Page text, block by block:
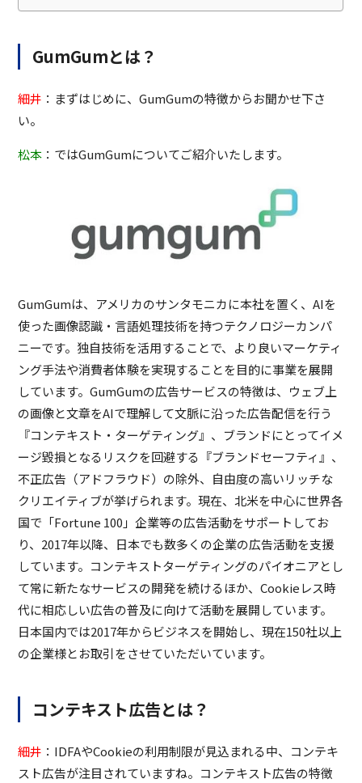
GumGumとは？
細井 ：まずはじめに、GumGumの特徴からお聞かせ下さ
い。
松本 ：ではGumGumについてご紹介いたします。
GumGumは、アメリカのサンタモニカに本社を置く、AIを
使った画像認識・⾔語処理技術を持つテクノロジーカンパ
ニーです。独自技術を活用することで、より良いマーケティ
ング手法や消費者体験を実現することを目的に事業を展開
しています。GumGumの広告サービスの特徴は、ウェブ上
の画像と文章をAIで理解して文脈に沿った広告配信を行う
『コンテキスト・ターゲティング』、ブランドにとってイメ
ージ毀損となるリスクを回避する『ブランドセーフティ』、
不正広告（アドフラウド）の除外、自由度の高いリッチな
クリエイティブが挙げられます。現在、北米を中心に世界各
国で「Fortune 100」企業等の広告活動をサポートしてお
り、2017年以降、日本でも数多くの企業の広告活動を支援
しています。コンテキストターゲティングのパイオニアとし
て常に新たなサービスの開発を続けるほか、Cookieレス時
代に相応しい広告の普及に向けて活動を展開しています。
日本国内では2017年からビジネスを開始し、現在150社以上
の企業様とお取引をさせていただいています。
コンテキスト広告とは？
細井 ：IDFAやCookieの利用制限が見込まれる中、コンテキ
スト広告が注目されていますね。コンテキスト広告の特徴